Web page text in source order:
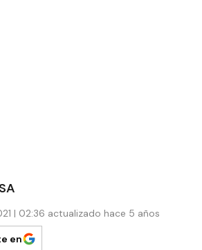
| 02:36 actualizado hace 5 años
en